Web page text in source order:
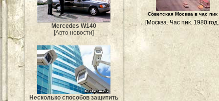
Mercedes W140
[Авто новости]
Несколько способов защитить
Советская Москва в час пик
[Москва. Час пик. 1980